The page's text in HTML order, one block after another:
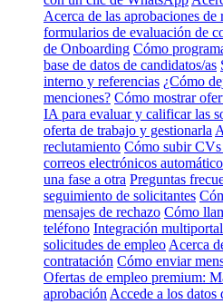
Acerca de las aprobaciones de
formularios de evaluación de
de Onboarding Cómo
base de datos de candidatos/as
interno y referencias ¿Cómo
menciones? Cómo mostrar
IA para evaluar y calificar las
oferta de trabajo y gestionarla
reclutamiento Cómo subir
correos electrónicos
una fase a otra Preguntas
seguimiento de solicitantes
mensajes de rechazo Cómo
teléfono Integración multiportal
solicitudes de empleo Acerca
contratación Cómo enviar
Ofertas de empleo premium:
aprobación Accede a los datos